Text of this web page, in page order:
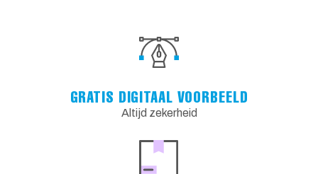
GRATIS DIGITAAL VOORBEELD
Altijd zekerheid